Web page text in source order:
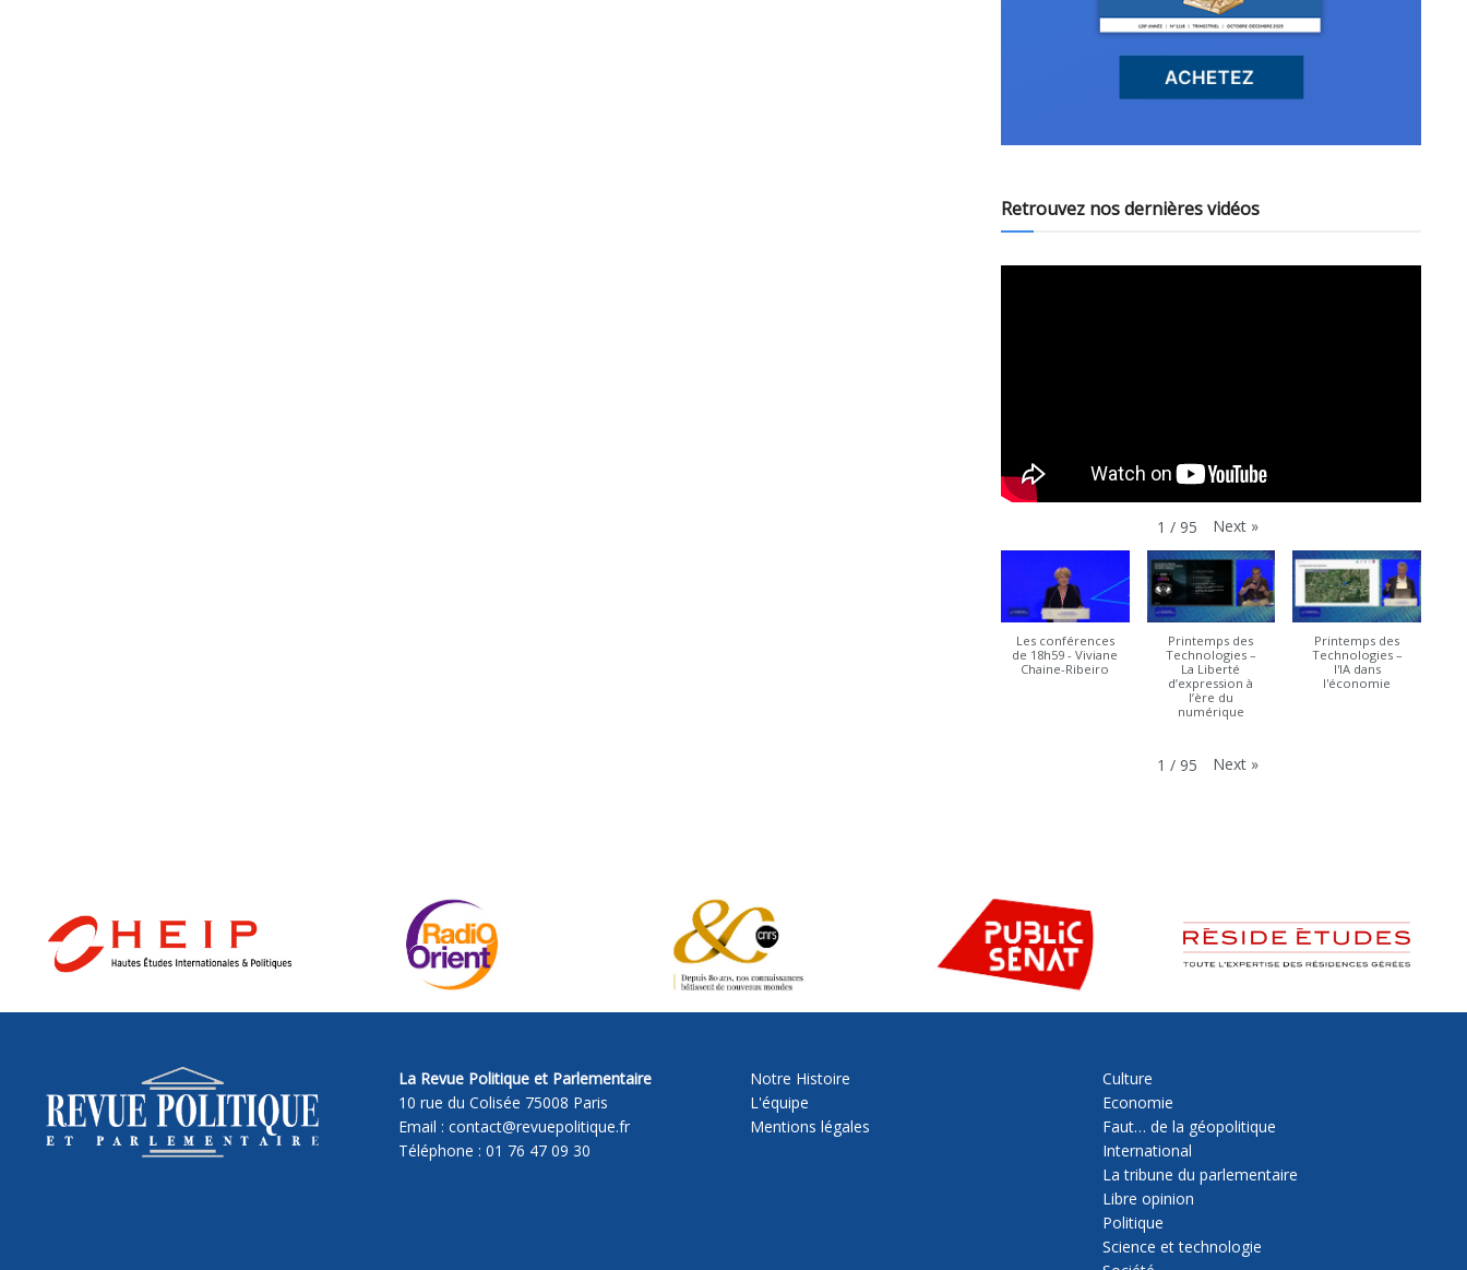
Retrouvez nos dernières vidéos
1 / 95 Next »
Les conférences
de 18h59 - Viviane
Chaine-Ribeiro
Printemps des
Technologies –
La Liberté
d’expression à
l’ère du
numérique
Printemps des
Technologies –
l'IA dans
l'économie
1 / 95 Next »
La Revue Politique et Parlementaire
10 rue du Colisée 75008 Paris
Email : contact@revuepolitique.fr
Téléphone : 01 76 47 09 30
Notre Histoire
L'équipe
Mentions légales
Culture
Economie
Faut… de la géopolitique
International
La tribune du parlementaire
Libre opinion
Politique
Science et technologie